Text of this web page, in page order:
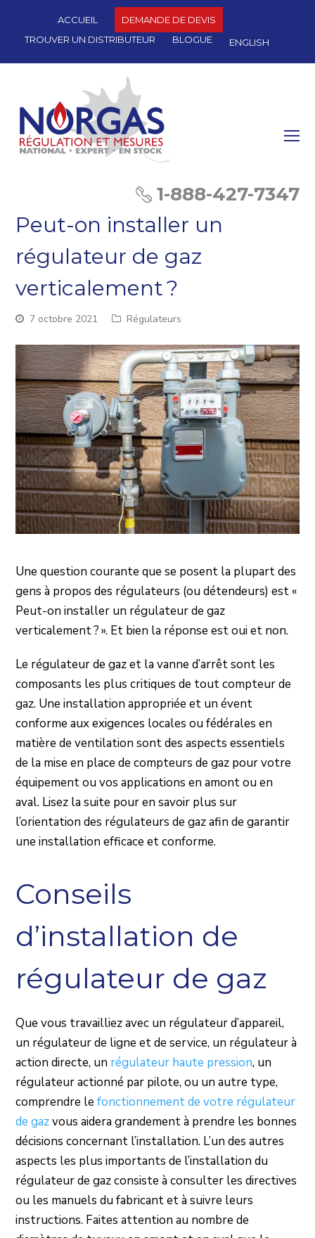
ACCUEIL
DEMANDE DE DEVIS
TROUVER UN DISTRIBUTEUR
BLOGUE ENGLISH
1-888-427-7347
Peut-on installer un
régulateur de gaz
verticalement ?
7 octobre 2021 Régulateurs
Une question courante que se posent la plupart des
gens à propos des régulateurs (ou détendeurs) est «
Peut-on installer un régulateur de gaz
verticalement ? ». Et bien la réponse est oui et non.
Le régulateur de gaz et la vanne d’arrêt sont les
composants les plus critiques de tout compteur de
gaz. Une installation appropriée et un évent
conforme aux exigences locales ou fédérales en
matière de ventilation sont des aspects essentiels
de la mise en place de compteurs de gaz pour votre
équipement ou vos applications en amont ou en
aval. Lisez la suite pour en savoir plus sur
l’orientation des régulateurs de gaz afin de garantir
une installation efficace et conforme.
Conseils
d’installation de
régulateur de gaz
Que vous travailliez avec un régulateur d’appareil,
un régulateur de ligne et de service, un régulateur à
action directe, un régulateur haute pression, un
régulateur actionné par pilote, ou un autre type,
comprendre lefonctionnement de votre régulateur
de gazvous aidera grandement à prendre les bonnes
décisions concernant l’installation. L’un des autres
aspects les plus importants de l’installation du
régulateur de gaz consiste à consulter les directives
ou les manuels du fabricant et à suivre leurs
instructions. Faites attention au nombre de